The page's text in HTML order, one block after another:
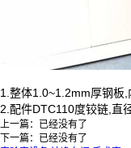
1.整体1.0~1.2mm厚钢板,
2.配件DTC110度铰链,直
上一篇：已经没有了
下一篇：已经没有了